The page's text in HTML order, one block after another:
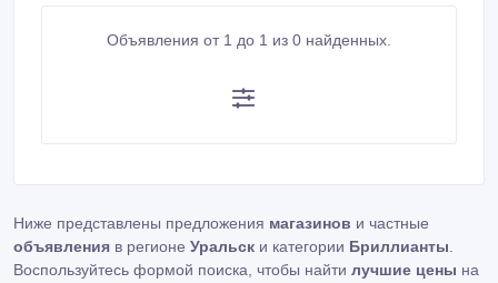
Объявления от 1 до 1 из 0 найденных.
Ниже представлены предложения магазинов и частные
объявления в регионе Уральск и категории Бриллианты
Воспользуйтесь формой поиска, чтобы найти лучшие цены на